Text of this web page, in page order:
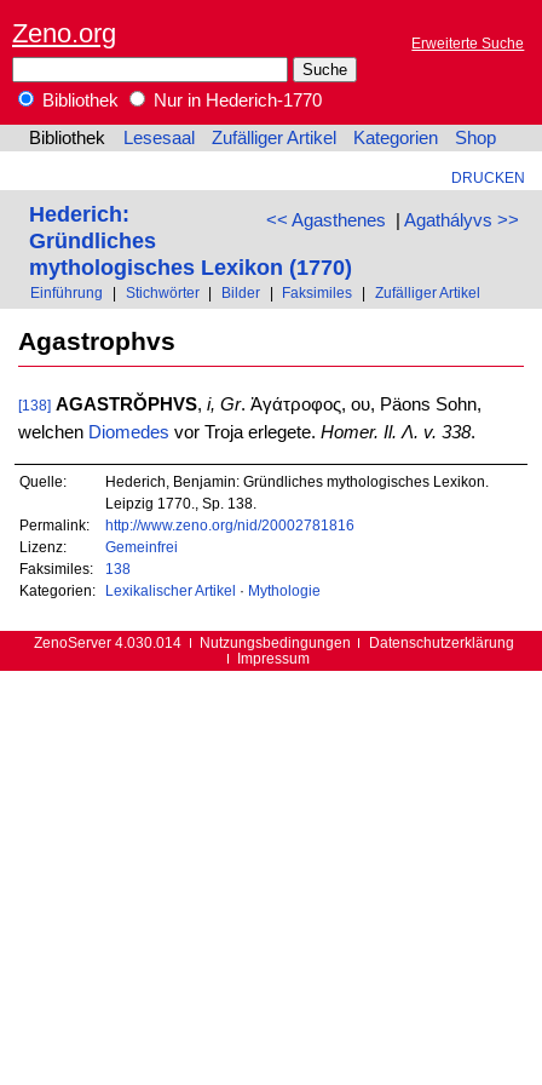
Zeno.org Erweiterte Suche
Bibliothek
Nur in Hederich-1770
Bibliothek
Lesesaal Zufälliger Artikel Kategorien Shop
DRUCKEN
<< Agasthenes | Agathályvs >>
Hederich:
Gründliches
mythologisches Lexikon (1770)
Einführung Stichwörter Bilder Faksimiles Zufälliger Artikel
Agastrophvs
[138] AGASTRŎPHVS, i, Gr. Ἀγάτροφος, ου, Päons Sohn,
welchen Diomedes vor Troja erlegete. Homer. Il. Λ. v. 338.
Quelle:
Hederich, Benjamin: Gründliches mythologisches Lexikon.
Leipzig 1770., Sp. 138.
Permalink:
http://www.zeno.org/nid/20002781816
Lizenz:
Gemeinfrei
Faksimiles:
138
Kategorien:
Lexikalischer Artikel · Mythologie
ZenoServer 4.030.014 Nutzungsbedingungen
Datenschutzerklärung
Impressum